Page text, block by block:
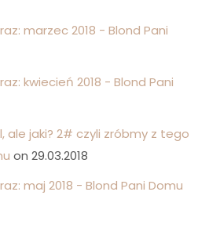
marzec 2018 - Blond Pani
kwiecień 2018 - Blond Pani
ale jaki? 2# czyli zróbmy z tego
on 29.03.2018
maj 2018 - Blond Pani Domu